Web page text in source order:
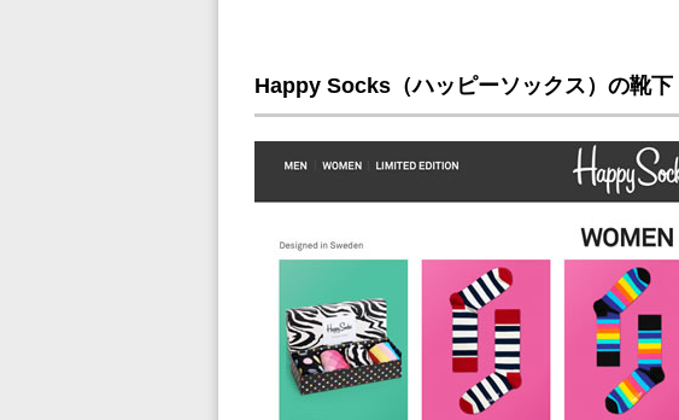
Happy Socks（ハッピーソックス）の靴下